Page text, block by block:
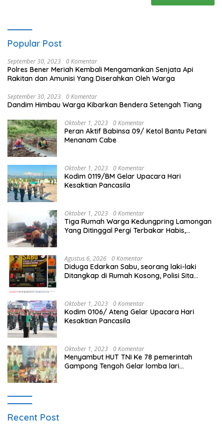
Popular Post
September 30, 2023 0 Komentar
Polres Bener Meriah Kembali Mengamankan Senjata Api
Rakitan dan Amunisi Yang Diserahkan Oleh Warga
September 30, 2023 0 Komentar
Dandim Himbau Warga Kibarkan Bendera Setengah Tiang
Oktober 1, 2023 0 Komentar
Peran Aktif Babinsa 09/ Ketol Bantu Petani
Menanam Cabe
Oktober 1, 2023 0 Komentar
Kodim 0119/BM Gelar Upacara Hari
Kesaktian Pancasila
Oktober 1, 2023 0 Komentar
Tiga Rumah Warga Kedungpring Lamongan
Yang Ditinggal Pergi Terbakar Habis,
Agustus 6, 2026 0 Komentar
Diduga Edarkan Sabu, seorang laki-laki
Ditangkap di Rumah Kosong, Polisi Sita
Oktober 1, 2023 0 Komentar
Kodim 0106/ Ateng Gelar Upacara Hari
Kesaktian Pancasila
Oktober 1, 2023 0 Komentar
Menyambut HUT TNI Ke 78 pemerintah
Gampong Tengoh Gelar lomba lari
Recent Post